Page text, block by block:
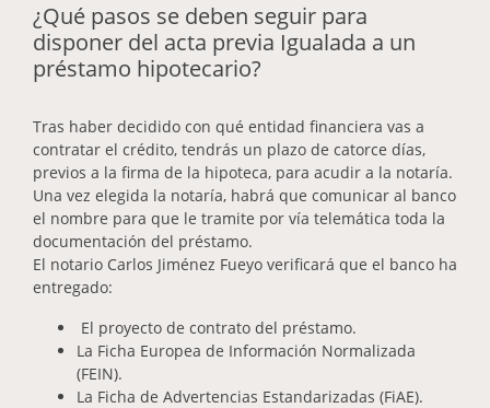
¿Qué pasos se deben seguir para
disponer del acta previa Igualada a un
préstamo hipotecario?
Tras haber decidido con qué entidad financiera vas a
contratar el crédito, tendrás un plazo de catorce días,
previos a la firma de la hipoteca, para acudir a la notaría.
Una vez elegida la notaría, habrá que comunicar al banco
el nombre para que le tramite por vía telemática toda la
documentación del préstamo.
El notario Carlos Jiménez Fueyo verificará que el banco ha
entregado:
El proyecto de contrato del préstamo.
La Ficha Europea de Información Normalizada
(FEIN).
La Ficha de Advertencias Estandarizadas (FiAE).